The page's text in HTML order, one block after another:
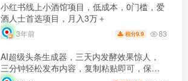
小红书线上小酒馆项目，低成本，0门槛，爱
酒人士首选项目，月入3万＋
3年前 积分9.9 83
AI超级头条生成器，三天内发酵效果惊人，
三分钟轻松发布内容，复制粘贴即可，保姆